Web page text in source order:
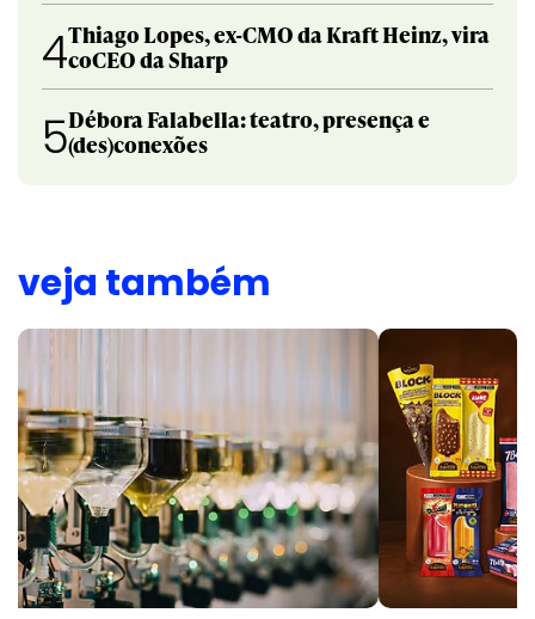
4Thiago Lopes, ex-CMO da Kraft Heinz, vira
coCEO da Sharp
5Débora Falabella: teatro, presença e
(des)conexões
veja também